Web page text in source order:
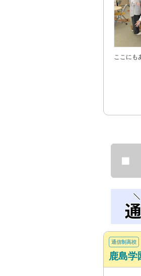
ここにも
通信制高校
鹿島学